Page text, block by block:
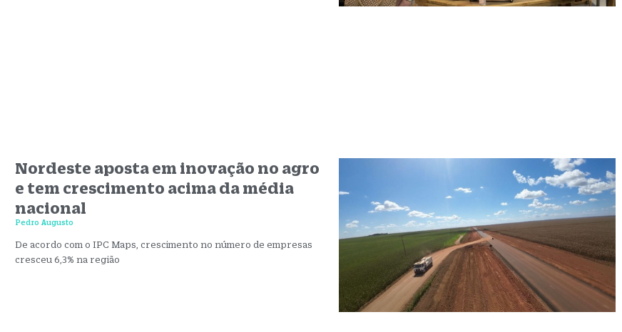
Nordeste aposta em inovação no agro
e tem crescimento acima da média
nacional
Pedro Augusto
De acordo com o IPC Maps, crescimento no número de empresas
cresceu 6,3% na região